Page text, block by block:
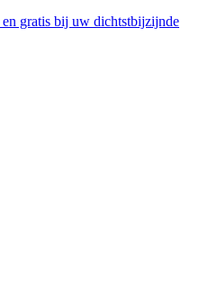
gratis bij uw dichtstbijzijnde